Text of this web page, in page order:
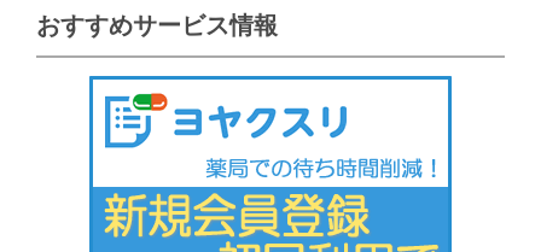
おすすめサービス情報